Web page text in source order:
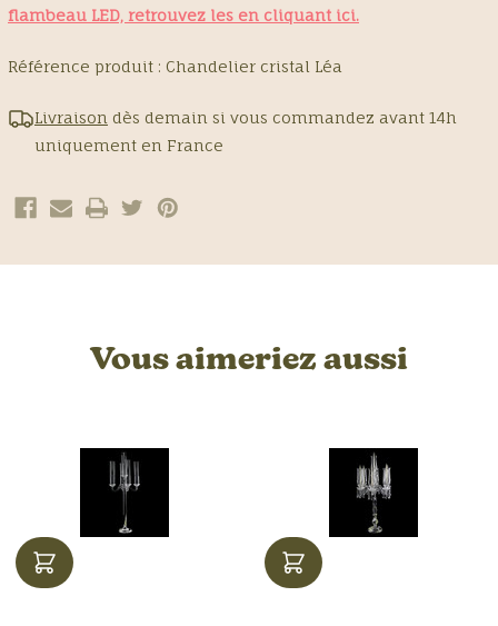
flambeau LED, retrouvez les en cliquant ici.
Référence produit : Chandelier cristal Léa
Livraison dès demain si vous commandez avant 14h
uniquement en France
Vous aimeriez aussi